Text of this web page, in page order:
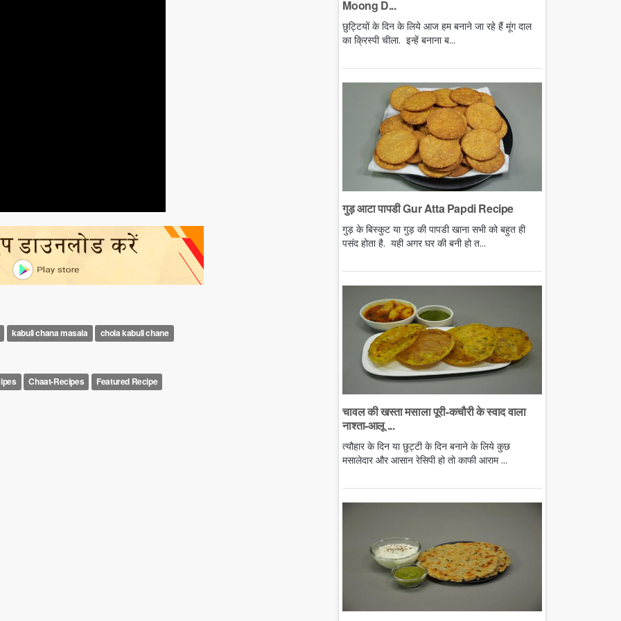
kabuli chana masala chola kabuli chane
Chaat-Recipes Featured Recipe
Moong D...
छुट्टियों के दिन के लिये आज हम बनाने जा रहे हैं मूंग दाल
का क्रिस्पी चीला. इन्हें बनाना ब...
गुड़ आटा पापडी Gur Atta Papdi Recipe
गुड़ के बिस्कुट या गुड़ की पापडी खाना सभी को बहुत ही
पसंद होता है. यही अगर घर की बनी हो त...
चावल की खस्ता मसाला पूरी-कचौरी के स्वाद वाला
नाश्ता-आलू ...
त्यौहार के दिन या छुट्टी के दिन बनाने के लिये कुछ
मसालेदार और आसान रेसिपी हो तो काफी आराम ...